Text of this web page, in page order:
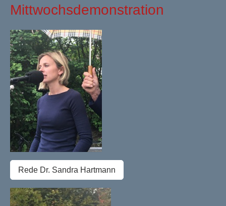
Mittwochsdemonstration
Rede Dr. Sandra Hartmann